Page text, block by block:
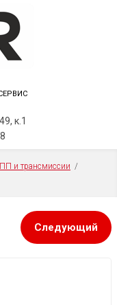
к.1
и трансмиссии
  /
Следующий